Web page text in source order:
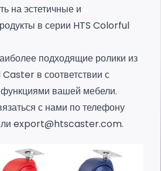
на эстетичные и
в серии HTS Colorful
подходящие ролики из
в соответствии с
вашей мебели.
с нами по телефону
export@htscaster.com.